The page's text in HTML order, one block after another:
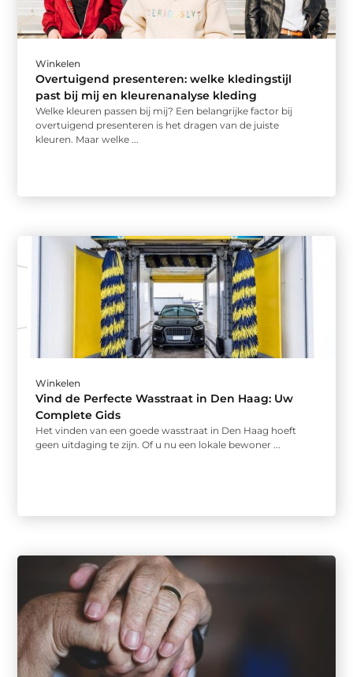
Winkelen
Overtuigend presenteren: welke kledingstijl
past bij mij en kleurenanalyse kleding
Welke kleuren passen bij mij? Een belangrijke factor bij
overtuigend presenteren is het dragen van de juiste
kleuren. Maar welke ...
Winkelen
Vind de Perfecte Wasstraat in Den Haag: Uw
Complete Gids
Het vinden van een goede wasstraat in Den Haag hoeft
geen uitdaging te zijn. Of u nu een lokale bewoner ...